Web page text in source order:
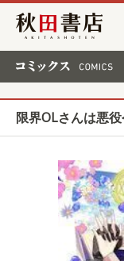
秋田書店
限界OLさんは悪